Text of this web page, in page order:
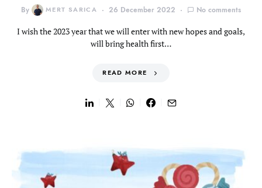
By MERT SARICA 26 December 2022 No comments
I wish the 2023 year that we will enter with new hopes and goals,
will bring health first…
READ MORE